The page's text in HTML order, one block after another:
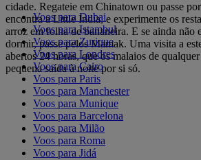
cidade. Regateie em Chinatown ou passe
encontra a Little India, e experimente os
arroz em folha de bananeira. E se ainda não
dormir, passe pelos Mamak. Uma visita a
abertos 24 horas, que os malaios de
pequena saída à noite por si só.
Voos para Dubai
Voos para Istambul
Voos para Zurique
Voos para Londres
Voos para Cairo
Voos para Paris
Voos para Manchester
Voos para Munique
Voos para Barcelona
Voos para Milão
Voos para Roma
Voos para Jidá